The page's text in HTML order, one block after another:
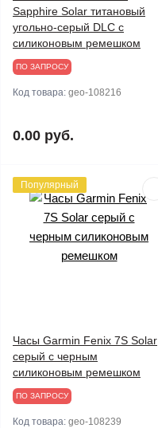
Sapphire Solar титановый
угольно-серый DLC с
силиконовым ремешком
ПО ЗАПРОСУ
Код товара: geo-108216
0.00 руб.
Популярный
Часы Garmin Fenix 7S Solar
серый с черным
силиконовым ремешком
ПО ЗАПРОСУ
Код товара: geo-108239